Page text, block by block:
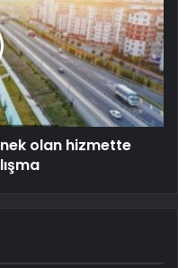
olan hizmette